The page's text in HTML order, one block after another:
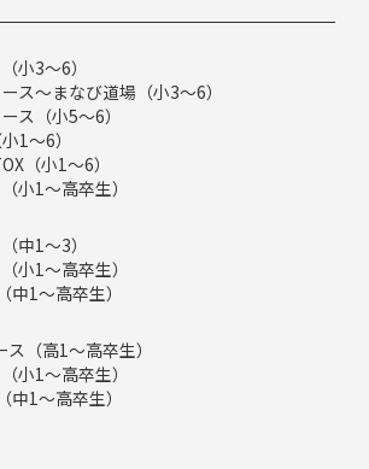
小3～6）
ス～まなび道場（小3～6）
ス（小5～6）
1～6）
（小1～6）
小1～高卒生）
中1～3）
小1～高卒生）
1～高卒生）
（高1～高卒生）
小1～高卒生）
1～高卒生）